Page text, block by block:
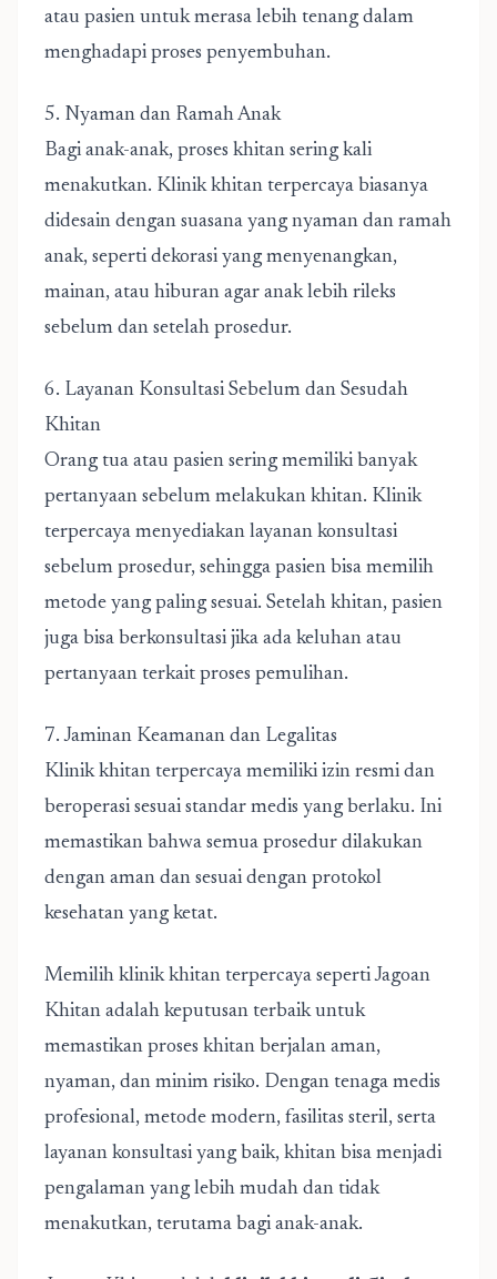
atau pasien untuk merasa lebih tenang dalam
menghadapi proses penyembuhan.
5. Nyaman dan Ramah Anak
Bagi anak-anak, proses khitan sering kali
menakutkan. Klinik khitan terpercaya biasanya
didesain dengan suasana yang nyaman dan ramah
anak, seperti dekorasi yang menyenangkan,
mainan, atau hiburan agar anak lebih rileks
sebelum dan setelah prosedur.
6. Layanan Konsultasi Sebelum dan Sesudah
Khitan
Orang tua atau pasien sering memiliki banyak
pertanyaan sebelum melakukan khitan. Klinik
terpercaya menyediakan layanan konsultasi
sebelum prosedur, sehingga pasien bisa memilih
metode yang paling sesuai. Setelah khitan, pasien
juga bisa berkonsultasi jika ada keluhan atau
pertanyaan terkait proses pemulihan.
7. Jaminan Keamanan dan Legalitas
Klinik khitan terpercaya memiliki izin resmi dan
beroperasi sesuai standar medis yang berlaku. Ini
memastikan bahwa semua prosedur dilakukan
dengan aman dan sesuai dengan protokol
kesehatan yang ketat.
Memilih klinik khitan terpercaya seperti Jagoan
Khitan adalah keputusan terbaik untuk
memastikan proses khitan berjalan aman,
nyaman, dan minim risiko. Dengan tenaga medis
profesional, metode modern, fasilitas steril, serta
layanan konsultasi yang baik, khitan bisa menjadi
pengalaman yang lebih mudah dan tidak
menakutkan, terutama bagi anak-anak.